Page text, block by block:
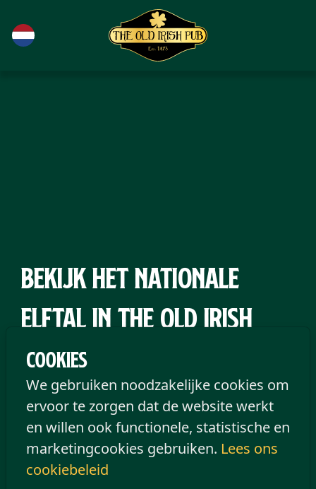
Ga naar de hoofdinhoud
Cookies
We gebruiken noodzakelijke cookies om
ervoor te zorgen dat de website werkt
en willen ook functionele, statistische en
marketingcookies gebruiken. Lees ons
cookiebeleid
Bekijk het nationale
elftal in The Old Irish
Pub
Bij The Old Irish Pub zijn wedstrijden van
het nationale elftal altijd een bijzondere
gebeurtenis, omringd door de beste sfeer
die je je kunt wensen. Mis de volgende
interland niet en beleef de elektrische